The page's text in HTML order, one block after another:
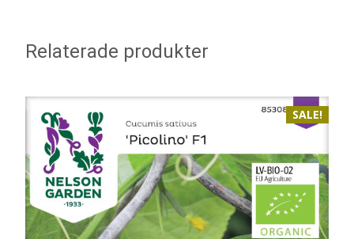
Relaterade produkter
SALE!